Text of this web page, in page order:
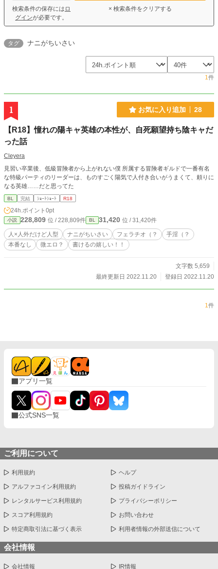
検索条件の保存には ロ
グインが必要です。
× 検索条件をクリアする
タグ ナニがちいさい
1件
1 お気に入り追加 28
【R18】憧れの陽キャ英雄の本性が、自死願望持ち陰キャだ
った話
Cleyera
見習い卒業後、低級冒険者から上がれない僕 所属する冒険者ギルドで一番有名
な特級パーティのリーダーは、ものすごく陽気で人付き合いがうまくて、頼りに
なる英雄……だと思ってた
BL 完結 ｼｮｰﾄｼｮｰﾄ R18
24h.ポイント 0pt
小説 228,809 位 / 228,809件 BL 31,420 位 / 31,420件
人×人外だけど人型 ナニがちいさい フェラチオ（？
手淫（？
本番なし
微エロ？ 書けるの嬉しい！！
文字数 5,659
最終更新日 2022.11.20
登録日 2022.11.20
1件
アプリ一覧
公式SNS一覧
ご利用について
利用規約 ヘルプ
アルファコイン利用規約 投稿ガイドライン
レンタルサービス利用規約 プライバシーポリシー
スコア利用規約 お問い合わせ
特定商取引法に基づく表示 利用者情報の外部送信について
会社情報
会社情報 IR情報